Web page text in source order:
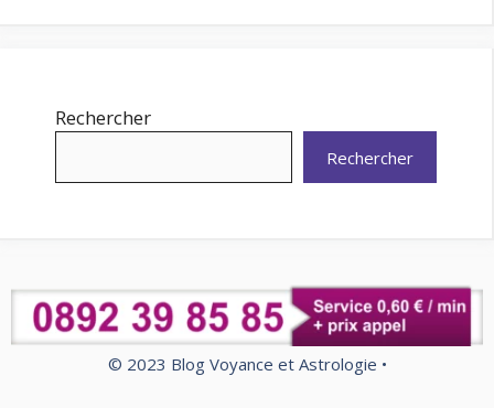
Rechercher
Rechercher
© 2023 Blog Voyance et Astrologie •